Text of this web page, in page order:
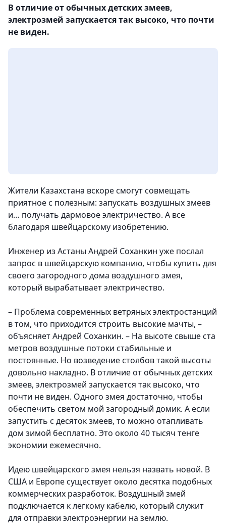
В отличие от обычных детских змеев,
электрозмей запускается так высоко, что почти
не виден.
Жители Казахстана вскоре смогут совмещать
приятное с полезным: запускать воздушных змеев
и… получать дармовое электричество. А все
благодаря швейцарскому изобретению.
Инженер из Астаны Андрей Соханкин уже послал
запрос в швейцарскую компанию, чтобы купить для
своего загородного дома воздушного змея,
который вырабатывает электричество.
– Проблема современных ветряных электростанций
в том, что приходится строить высокие мачты, –
объясняет Андрей Соханкин. – На высоте свыше ста
метров воздушные потоки стабильные и
постоянные. Но возведение столбов такой высоты
довольно накладно. В отличие от обычных детских
змеев, электрозмей запускается так высоко, что
почти не виден. Одного змея достаточно, чтобы
обеспечить светом мой загородный домик. А если
запустить с десяток змеев, то можно отапливать
дом зимой бесплатно. Это около 40 тысяч тенге
экономии ежемесячно.
Идею швейцарского змея нельзя назвать новой. В
США и Европе существует около десятка подобных
коммерческих разработок. Воздушный змей
подключается к легкому кабелю, который служит
для отправки электроэнергии на землю.